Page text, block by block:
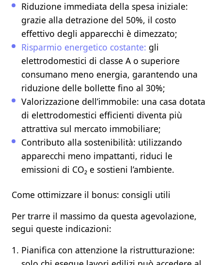
Riduzione immediata della spesa iniziale:
grazie alla detrazione del 50%, il costo
effettivo degli apparecchi è dimezzato;
Risparmio energetico costante: gli
elettrodomestici di classe A o superiore
consumano meno energia, garantendo una
riduzione delle bollette fino al 30%;
Valorizzazione dell’immobile: una casa dotata
di elettrodomestici efficienti diventa più
attrattiva sul mercato immobiliare;
Contributo alla sostenibilità: utilizzando
apparecchi meno impattanti, riduci le
emissioni di CO₂ e sostieni l’ambiente.
Come ottimizzare il bonus: consigli utili
Per trarre il massimo da questa agevolazione,
segui queste indicazioni:
Pianifica con attenzione la ristrutturazione: